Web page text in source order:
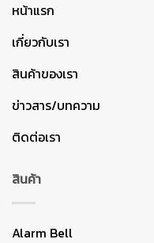
หน้าแรก
เกี่ยวกับเรา
สินค้าของเรา
ข่าวสาร/บทความ
ติดต่อเรา
สินค้า
Alarm Bell